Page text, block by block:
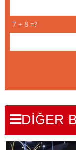
7 + 8 =?
DİĞER